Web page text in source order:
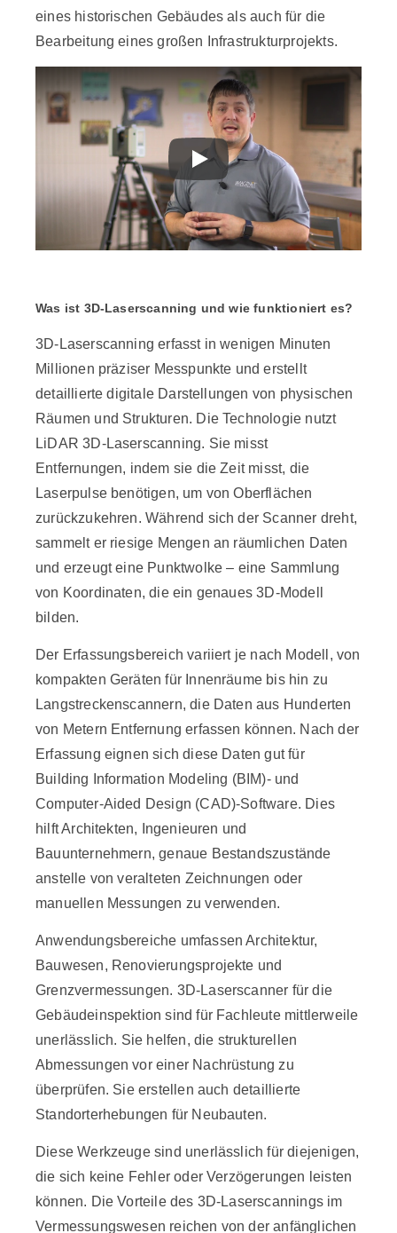
eines historischen Gebäudes als auch für die
Bearbeitung eines großen Infrastrukturprojekts.
Was ist 3D-Laserscanning und wie funktioniert es?
3D-Laserscanning erfasst in wenigen Minuten
Millionen präziser Messpunkte und erstellt
detaillierte digitale Darstellungen von physischen
Räumen und Strukturen. Die Technologie nutzt
LiDAR 3D-Laserscanning. Sie misst
Entfernungen, indem sie die Zeit misst, die
Laserpulse benötigen, um von Oberflächen
zurückzukehren. Während sich der Scanner dreht,
sammelt er riesige Mengen an räumlichen Daten
und erzeugt eine Punktwolke – eine Sammlung
von Koordinaten, die ein genaues 3D-Modell
bilden.
Der Erfassungsbereich variiert je nach Modell, von
kompakten Geräten für Innenräume bis hin zu
Langstreckenscannern, die Daten aus Hunderten
von Metern Entfernung erfassen können. Nach der
Erfassung eignen sich diese Daten gut für
Building Information Modeling (BIM)- und
Computer-Aided Design (CAD)-Software. Dies
hilft Architekten, Ingenieuren und
Bauunternehmern, genaue Bestandszustände
anstelle von veralteten Zeichnungen oder
manuellen Messungen zu verwenden.
Anwendungsbereiche umfassen Architektur,
Bauwesen, Renovierungsprojekte und
Grenzvermessungen. 3D-Laserscanner für die
Gebäudeinspektion sind für Fachleute mittlerweile
unerlässlich. Sie helfen, die strukturellen
Abmessungen vor einer Nachrüstung zu
überprüfen. Sie erstellen auch detaillierte
Standorterhebungen für Neubauten.
Diese Werkzeuge sind unerlässlich für diejenigen,
die sich keine Fehler oder Verzögerungen leisten
können. Die Vorteile des 3D-Laserscannings im
Vermessungswesen reichen von der anfänglichen